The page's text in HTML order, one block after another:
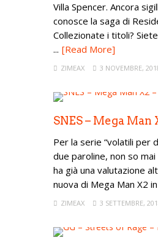
Villa Spencer. Ancora
conosce la saga di
Collezionate i titoli?
... [Read More]
ZIMEAX 3 NOVEMBRE,
SNES – Mega Man
Per la serie “volatili per
due paroline, non so
ha già una valutazione
nuova di Mega Man X2
ZIMEAX 3 SETTEMBRE,